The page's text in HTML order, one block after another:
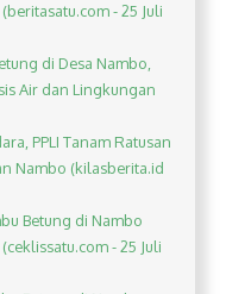
- 25 Juli
di Desa Nambo,
Air dan Lingkungan
PPLI Tanam Ratusan
Nambo (kilasberita.id
Betung di Nambo
- 25 Juli